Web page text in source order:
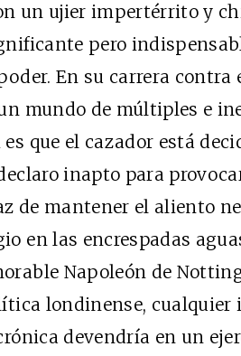
un ujier impertérrito y
pero
En su carrera contra
mundo de múltiples e
que el cazador está
inapto para
de mantener el aliento
en las encrespadas
Napoleón de
londinense,
devendría en un